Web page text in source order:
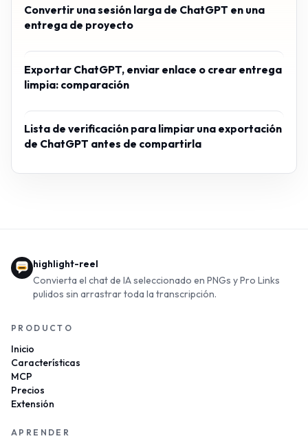
Convertir una sesión larga de ChatGPT en una
entrega de proyecto
Exportar ChatGPT, enviar enlace o crear entrega
limpia: comparación
Lista de verificación para limpiar una exportación
de ChatGPT antes de compartirla
highlight-reel
Convierta el chat de IA seleccionado en PNGs y Pro Links
pulidos sin arrastrar toda la transcripción.
PRODUCTO
Inicio
Características
MCP
Precios
Extensión
APRENDER